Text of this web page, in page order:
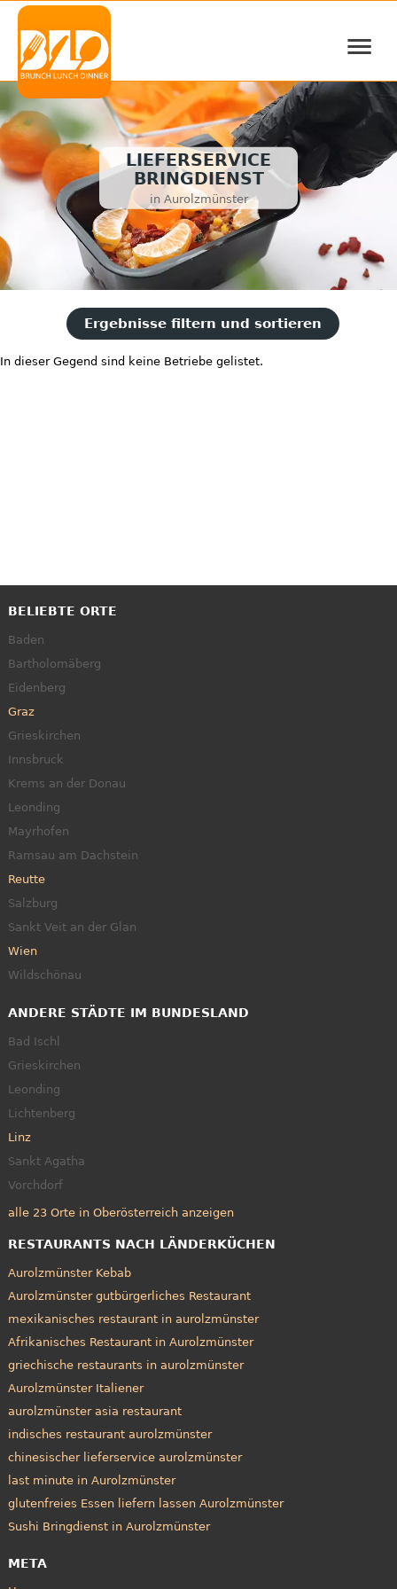
≡
LIEFERSERVICE
BRINGDIENST
in Aurolzmünster
Ergebnisse filtern und sortieren
In dieser Gegend sind keine Betriebe gelistet.
BELIEBTE ORTE
Baden
Bartholomäberg
Eidenberg
Graz
Grieskirchen
Innsbruck
Krems an der Donau
Leonding
Mayrhofen
Ramsau am Dachstein
Reutte
Salzburg
Sankt Veit an der Glan
Wien
Wildschönau
ANDERE STÄDTE IM BUNDESLAND
Bad Ischl
Grieskirchen
Leonding
Lichtenberg
Linz
Sankt Agatha
Vorchdorf
alle 23 Orte in Oberösterreich anzeigen
RESTAURANTS NACH LÄNDERKÜCHEN
Aurolzmünster Kebab
Aurolzmünster gutbürgerliches Restaurant
mexikanisches restaurant in aurolzmünster
Afrikanisches Restaurant in Aurolzmünster
griechische restaurants in aurolzmünster
Aurolzmünster Italiener
aurolzmünster asia restaurant
indisches restaurant aurolzmünster
chinesischer lieferservice aurolzmünster
last minute in Aurolzmünster
glutenfreies Essen liefern lassen Aurolzmünster
Sushi Bringdienst in Aurolzmünster
META